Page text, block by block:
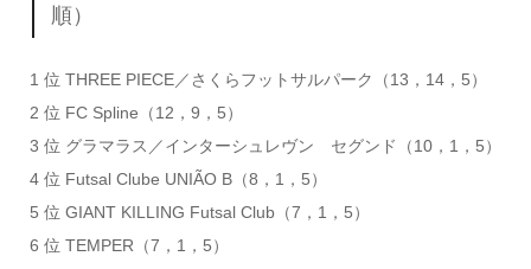
順）
1 位 THREE PIECE／さくらフットサルパーク（13，14，5）
2 位 FC Spline（12，9，5）
3 位 グラマラス／インターシュレヴン セグンド（10，1，5）
4 位 Futsal Clube UNIÃO B（8，1，5）
5 位 GIANT KILLING Futsal Club（7，1，5）
6 位 TEMPER（7，1，5）